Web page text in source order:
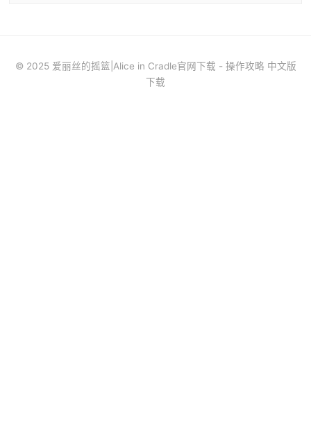
© 2025 爱丽丝的摇篮|Alice in Cradle官网下载 - 操作攻略 中文版
下载